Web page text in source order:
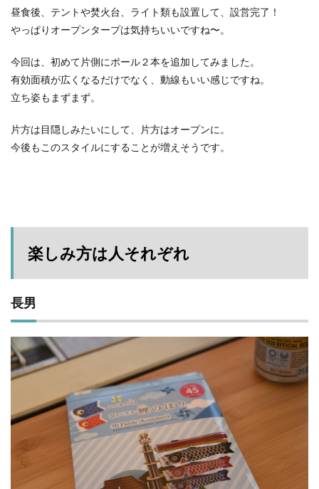
昼食後、テントや焚火台、ライト類も設置して、設営完了！
やっぱりオープンタープは気持ちいいですね〜。
今回は、初めて片側にポール２本を追加してみました。
有効面積が広くなるだけでなく、動線もいい感じですね。
立ち姿もまずまず。
片方は目隠しみたいにして、片方はオープンに。
今後もこのスタイルにすることが増えそうです。
楽しみ方は人それぞれ
長男